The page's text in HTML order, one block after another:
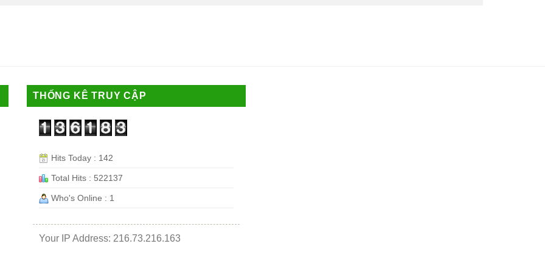
THỐNG KÊ TRUY CẬP
Hits Today : 142
Total Hits : 522137
Who's Online : 1
Your IP Address: 216.73.216.163